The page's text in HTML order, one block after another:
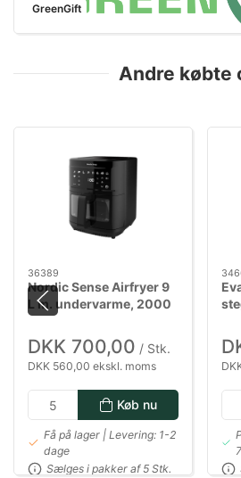
GreenGift
Andre købte
36389
Nordic Sense Airfryer 9
L m. undervarme, 2000
watt i sort
DKK 700,00 / Stk.
DKK 560,00 ekskl. moms
Køb nu
Få på lager | Levering: 1-2
dage
Sælges i pakker af 5 Stk.
cm